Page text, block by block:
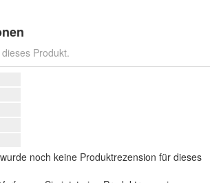
Produkt.
noch keine Produktrezension für dieses